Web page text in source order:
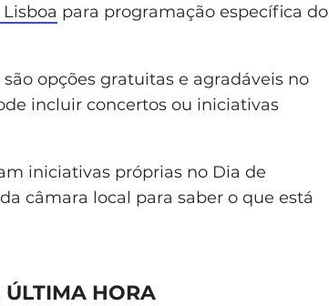
para programação específica do
opções gratuitas e agradáveis no
incluir concertos ou iniciativas
iniciativas próprias no Dia de
câmara local para saber o que está
ÚLTIMA HORA